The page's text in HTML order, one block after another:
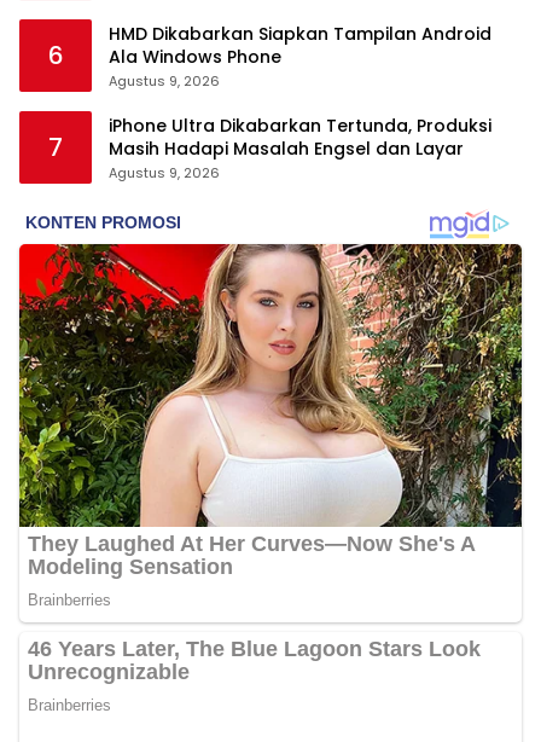
6
HMD Dikabarkan Siapkan Tampilan Android
Ala Windows Phone
Agustus 9, 2026
7
iPhone Ultra Dikabarkan Tertunda, Produksi
Masih Hadapi Masalah Engsel dan Layar
Agustus 9, 2026